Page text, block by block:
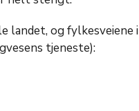
og fylkesveiene
tjeneste):